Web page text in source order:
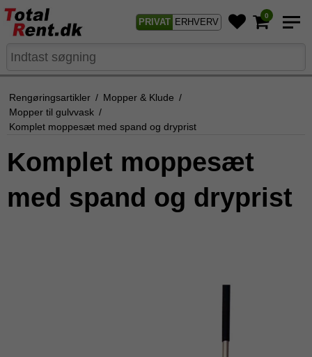
PRIVAT ERHVERV
0
Rengøringsartikler / Mopper & Klude /
Mopper til gulvvask /
Komplet moppesæt med spand og dryprist
Komplet moppesæt
med spand og dryprist